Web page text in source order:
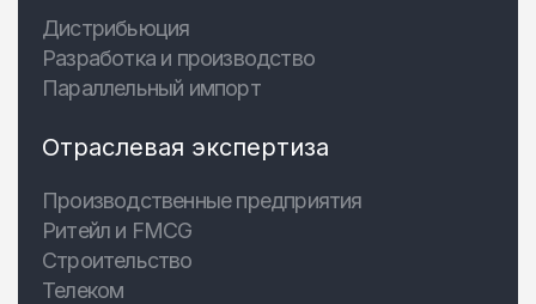
Дистрибьюция
Разработка и производство
Параллельный импорт
Отраслевая экспертиза
Производственные предприятия
Ритейл и FMCG
Строительство
Телеком